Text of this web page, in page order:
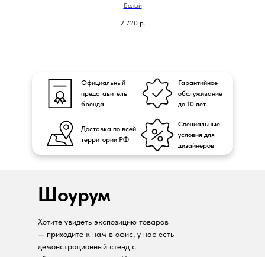
Белый
2 720 р.
Официальный
представитель
бренда
Доставка по всей
территории РФ
Гарантийное
обслуживание
до 10 лет
Специальные
условия для
дизайнеров
Шоурум
Хотите увидеть экспозицию товаров
— приходите к нам в офис, у нас есть
демонстрационный стенд с